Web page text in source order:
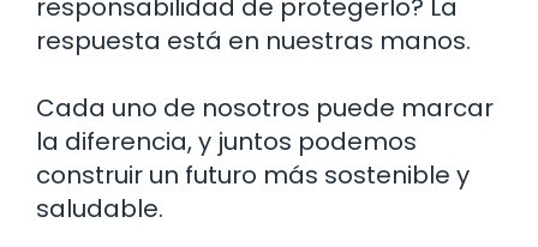
responsabilidad de protegerlo? La
respuesta está en nuestras manos.
Cada uno de nosotros puede marcar
la diferencia, y juntos podemos
construir un futuro más sostenible y
saludable.